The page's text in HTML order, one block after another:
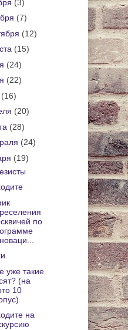
(3)
(7)
(12)
(15)
(24)
(22)
(16)
(20)
(28)
(24)
(19)
по
уже такие
(на
10
на